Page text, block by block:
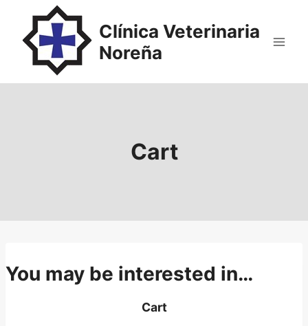
contenido
Clínica Veterinaria
Noreña
Cart
You may be interested in…
Cart